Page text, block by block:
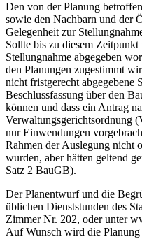
Den von der Planung
sowie den Nachbarn und der
Gelegenheit zur
Sollte bis zu diesem
Stellungnahme abgegeben
den Planungen zugestimmt
nicht fristgerecht abgegebene
Beschlussfassung über den
können und dass ein Antrag
Verwaltungsgerichtsordnung
nur Einwendungen
Rahmen der Auslegung nicht
wurden, aber hätten geltend
Satz 2 BauGB).
Der Planentwurf und die
üblichen Dienststunden des
Zimmer Nr. 202, oder unter
Auf Wunsch wird die Planung